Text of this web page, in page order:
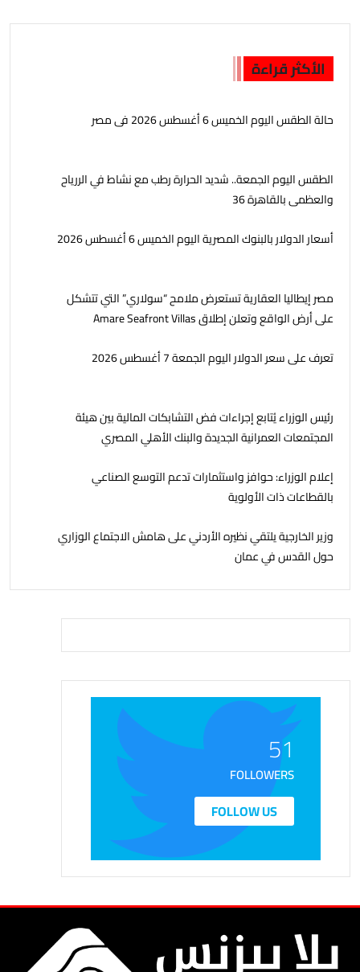
الأكثر قراءة
حالة الطقس اليوم الخميس 6 أغسطس 2026 فى مصر
الطقس اليوم الجمعة.. شديد الحرارة رطب مع نشاط في الررياح
والعظمى بالقاهرة 36
أسعار الدولار بالبنوك المصرية اليوم الخميس 6 أغسطس 2026
مصر إيطاليا العقارية تستعرض ملامح “سولاري” التي تتشكل
على أرض الواقع وتعلن إطلاق Amare Seafront Villas
تعرف على سعر الدولار اليوم الجمعة 7 أغسطس 2026
رئيس الوزراء يُتابع إجراءات فض التشابكات المالية بين هيئة
المجتمعات العمرانية الجديدة والبنك الأهلي المصري
إعلام الوزراء: حوافز واستثمارات تدعم التوسع الصناعي
بالقطاعات ذات الأولوية
وزير الخارجية يلتقي نظيره الأردني على هامش الاجتماع الوزاري
حول القدس في عمان
51
FOLLOWERS
FOLLOW US